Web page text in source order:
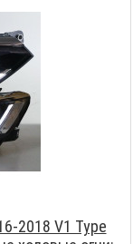
2018 V1 Type